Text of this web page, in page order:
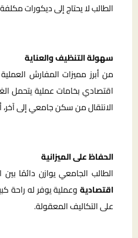
الطالب لا يحتاج إلى ديكورات
سهولة التنظيف والعناية
من أبرز مميزات المفارش
اقتصادي بخامات عملية يتحمل
الانتقال من سكن جامعي إلى آخر،
الحفاظ على الميزانية
الطالب الجامعي يوازن دائمًا
اقتصاديةوعملية يوفر له راحة
على التكاليف المعقولة.